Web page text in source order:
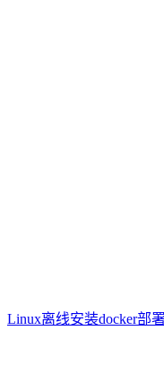
Linux离线安装docker部